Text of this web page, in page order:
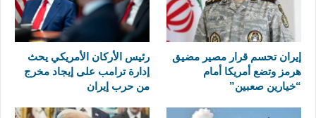
إيران تحسم قرار مصير مضيق
هرمز وتضع أمريكا أمام
“خيارين صعبين”
رئيس الأركان الأمريكي يحث
إدارة ترامب على إيجاد مخرج
من حرب إيران